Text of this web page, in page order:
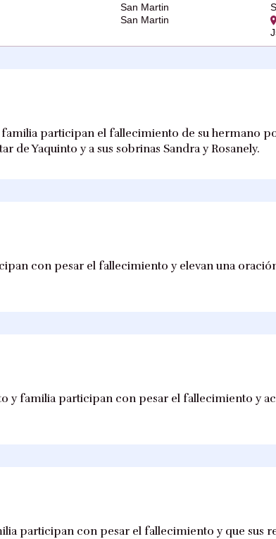
San Martin
San Martin
familia participan el fallecimiento de su hermano
de Yaquinto y a sus sobrinas Sandra y Rosanely.
con pesar el fallecimiento y elevan una
y familia participan con pesar el fallecimiento y
participan con pesar el fallecimiento y que sus